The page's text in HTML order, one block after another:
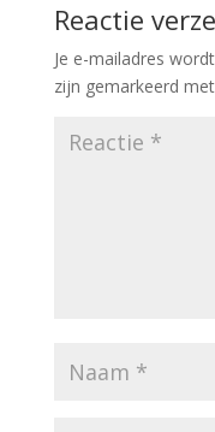
Reactie
Je e-mailadres
zijn gemarkeerd met